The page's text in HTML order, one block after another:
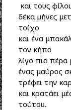
και τους
δέκα μήνες
τοίχο
και ένα
τον κήπο
λίγο πιο πέρα
ένας μαύρος
τρέφει την
και κρατάει
τούτου.